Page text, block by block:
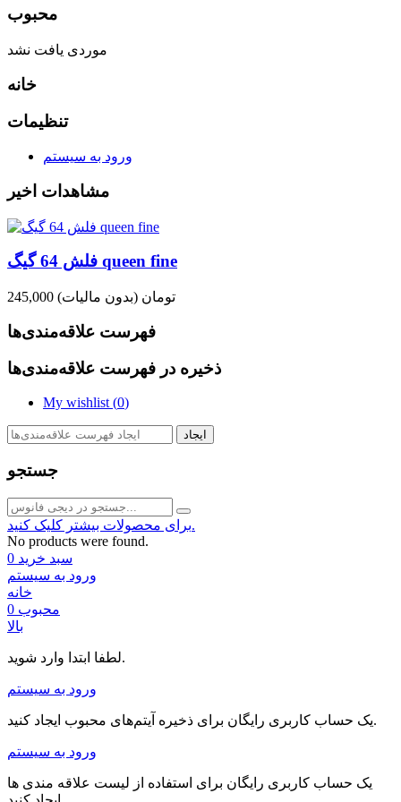
محبوب
موردی یافت نشد
خانه
تنظیمات
ورود به سیستم
مشاهدات اخیر
فلش 64 گیگ queen fine
245,000 تومان (بدون مالیات)
فهرست علاقه‌مندی‌ها
ذخیره در فهرست علاقه‌مندی‌ها
My wishlist (0)
ایجاد
جستجو
برای محصولات بیشتر کلیک کنید.
No products were found.
سبد خرید 0
ورود به سیستم
خانه
محبوب 0
بالا
لطفا ابتدا وارد شوید.
ورود به سیستم
یک حساب کاربری رایگان برای ذخیره آیتم‌های محبوب ایجاد کنید.
ورود به سیستم
یک حساب کاربری رایگان برای استفاده از لیست علاقه مندی ها